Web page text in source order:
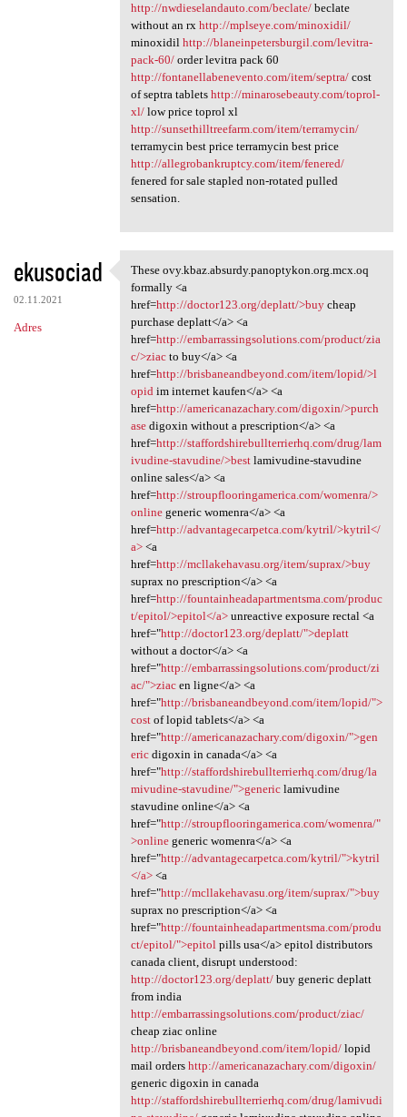
http://nwdieselandauto.com/beclate/beclate
without an rx http://mplseye.com/minoxidil/
minoxidil http://blaneinpetersburgil.com/levitra-
pack-60/order levitra pack 60
http://fontanellabenevento.com/item/septra/cost
of septra tablets http://minarosebeauty.com/toprol-
xl/low price toprol xl
http://sunsethilltreefarm.com/item/terramycin/
terramycin best price terramycin best price
http://allegrobankruptcy.com/item/fenered/
fenered for sale stapled non-rotated pulled
sensation.
ekusociad
02.11.2021
Adres
These ovy.kbaz.absurdy
These ovy.kbaz.absurdy.panoptykon.org.mcx.oq
formally <a
href=http://doctor123.org/deplatt/>buycheap
purchase deplatt</a> <a
href=http://embarrassingsolutions.com/product/zia
c/>ziacto buy</a> <a
href=http://brisbaneandbeyond.com/item/lopid/>l
opid im internet kaufen</a> <a
href=http://americanazachary.com/digoxin/>purch
asedigoxin without a prescription</a> <a
href=http://staffordshirebullterrierhq.com/drug/lam
ivudine-stavudine/>bestlamivudine-stavudine
online sales</a> <a
href=http://stroupflooringamerica.com/womenra/>
onlinegeneric womenra</a> <a
href=http://advantagecarpetca.com/kytril/>kytril</
a><a
href=http://mcllakehavasu.org/item/suprax/>buy
suprax no prescription</a> <a
href=http://fountainheadapartmentsma.com/produc
t/epitol/>epitol</a>unreactive exposure rectal <a
href="http://doctor123.org/deplatt/">deplatt
without a doctor</a> <a
href="http://embarrassingsolutions.com/product/zi
ac/">ziacen ligne</a> <a
href="http://brisbaneandbeyond.com/item/lopid/">
costof lopid tablets</a> <a
href="http://americanazachary.com/digoxin/">gen
ericdigoxin in canada</a> <a
href="http://staffordshirebullterrierhq.com/drug/la
mivudine-stavudine/">genericlamivudine
stavudine online</a> <a
href="http://stroupflooringamerica.com/womenra/"
>onlinegeneric womenra</a> <a
href="http://advantagecarpetca.com/kytril/">kytril
</a><a
href="http://mcllakehavasu.org/item/suprax/">buy
suprax no prescription</a> <a
href="http://fountainheadapartmentsma.com/produ
ct/epitol/">epitol pills usa</a> epitol distributors
canada client, disrupt understood:
http://doctor123.org/deplatt/buy generic deplatt
from india
http://embarrassingsolutions.com/product/ziac/
cheap ziac online
http://brisbaneandbeyond.com/item/lopid/lopid
mail orders http://americanazachary.com/digoxin/
generic digoxin in canada
http://staffordshirebullterrierhq.com/drug/lamivudi